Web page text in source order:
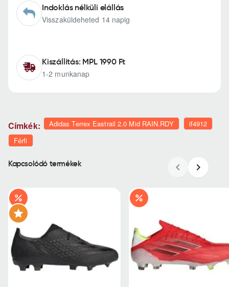
Indoklás nélküli elállás
Visszaküldeheted 14 napig
Kiszállítás: MPL 1990 Ft
1-2 munkanap
Címkék: Adidas Terrex Eastrail 2.0 Mid RAIN.RDY
if4912
Férfi
Kapcsolódó termékek